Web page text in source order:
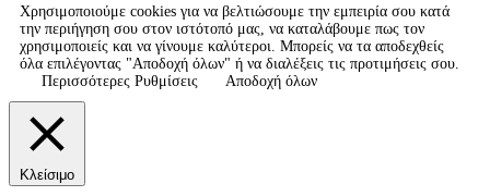
Χρησιμοποιούμε cookies για να βελτιώσουμε την εμπειρία σου κατά
την περιήγηση σου στον ιστότοπό μας, να καταλάβουμε πως τον
χρησιμοποιείς και να γίνουμε καλύτεροι. Μπορείς να τα αποδεχθείς
όλα επιλέγοντας "Αποδοχή όλων" ή να διαλέξεις τις προτιμήσεις σου.
Περισσότερες Ρυθμίσεις
Αποδοχή όλων
Κλείσιμο